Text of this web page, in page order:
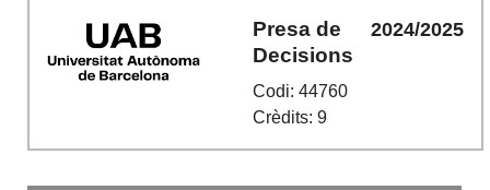
Presa de
Decisions
Codi: 44760
Crèdits: 9
2024/2025